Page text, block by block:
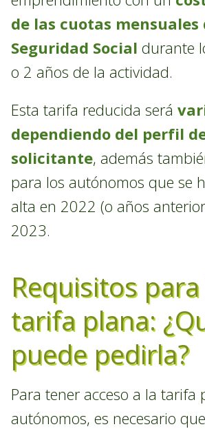
de las cuotas mensuales
Seguridad Social durante
o 2 años de la actividad.
Esta tarifa reducida será
dependiendo del perfil
solicitante, además
para los autónomos que se
alta en 2022 (o años
2023.
Requisitos
tarifa plana:
puede pedirla?
Para tener acceso a la tarifa
autónomos, es necesario